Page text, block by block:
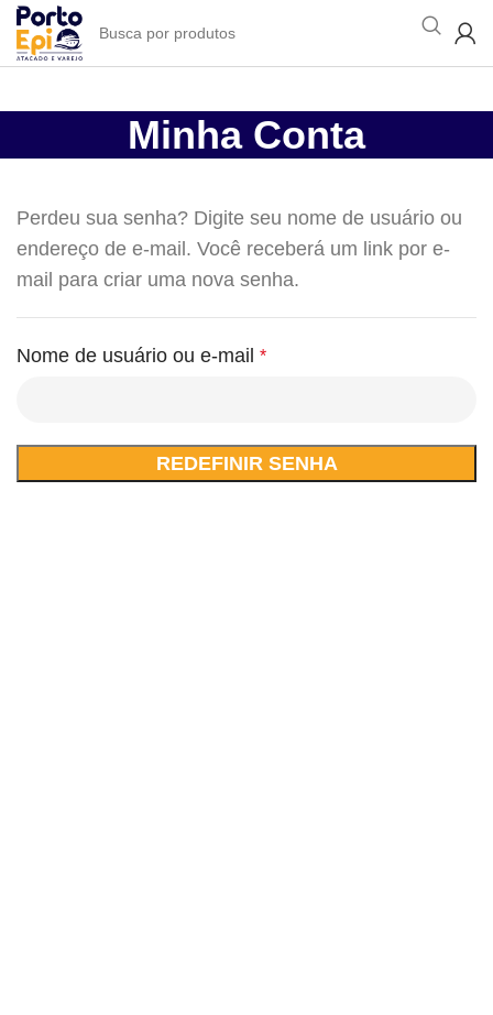
Minha Conta
Perdeu sua senha? Digite seu nome de usuário ou
endereço de e-mail. Você receberá um link por e-
mail para criar uma nova senha.
Nome de usuário ou e-mail *
REDEFINIR SENHA